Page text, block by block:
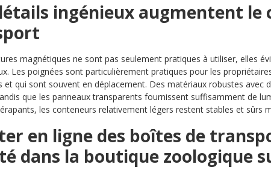
ingénieux augmentent
magnétiques ne sont pas seulement pratiques à utiliser, elles
Les poignées sont particulièrement pratiques pour les
et qui sont souvent en déplacement. Des matériaux robustes avec
que les panneaux transparents fournissent suffisamment de
les conteneurs relativement légers restent stables et sûrs
en ligne des boîtes de
dans la boutique zoologique